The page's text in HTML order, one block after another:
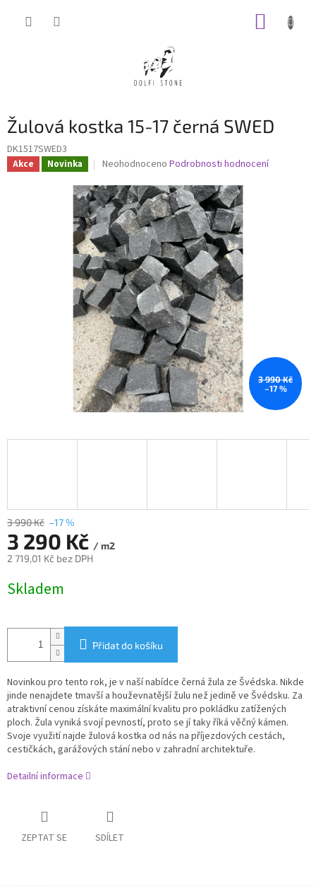
Žulová kostka 15-17 černá SWED
DK1517SWED3
Akce Novinka
Průměrné
produktu
je
0,0
z
5
hvězdiček.
Neohodnoceno Podrobnosti hodnocení
3 990 Kč
–17 %
3 990 Kč –17 %
3 290 Kč / m2
2 719,01 Kč bez DPH
cena:
Skladem
Přidat do košíku
Novinkou pro tento rok, je v naší nabídce černá žula ze Švédska. Nikde
jinde nenajdete tmavší a houževnatější žulu než jedině ve Švédsku. Za
atraktivní cenou získáte maximální kvalitu pro pokládku zatížených
ploch. Žula vyniká svojí pevností, proto se jí taky říká věčný kámen.
Svoje využití najde žulová kostka od nás na příjezdových cestách,
cestičkách, garážových stání nebo v zahradní architektuře.
Detailní informace
ZEPTAT SE SDÍLET